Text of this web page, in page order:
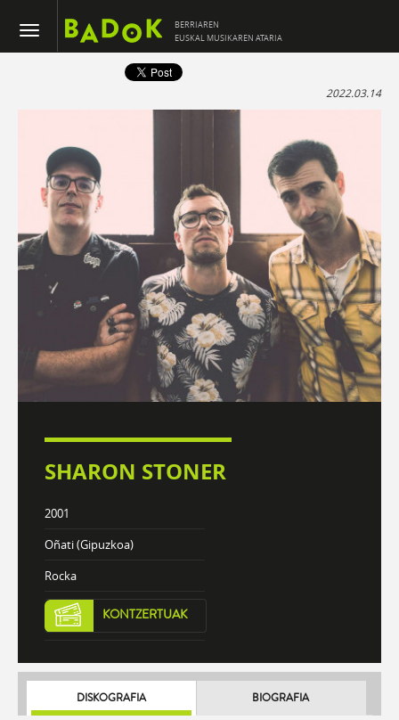
BERRIAREN
EUSKAL MUSIKAREN ATARIA
2022.03.14
SHARON STONER
2001
Oñati (Gipuzkoa)
Rocka
KONTZERTUAK
DISKOGRAFIA BIOGRAFIA